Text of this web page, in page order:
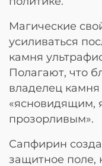
Магические
усиливаться
камня
Полагают, что
владелец камня
«ясновидящим,
прозорливым».
Сапфирин
защитное поле,